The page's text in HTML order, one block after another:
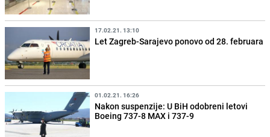
17.02.21. 13:10
Let Zagreb-Sarajevo ponovo od 28. februara
01.02.21. 16:26
Nakon suspenzije: U BiH odobreni letovi
Boeing 737-8 MAX i 737-9